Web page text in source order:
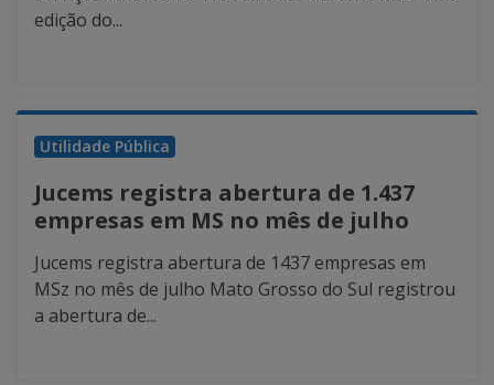
edição do...
Utilidade Pública
Jucems registra abertura de 1.437
empresas em MS no mês de julho
Jucems registra abertura de 1437 empresas em
MSz no mês de julho Mato Grosso do Sul registrou
a abertura de...